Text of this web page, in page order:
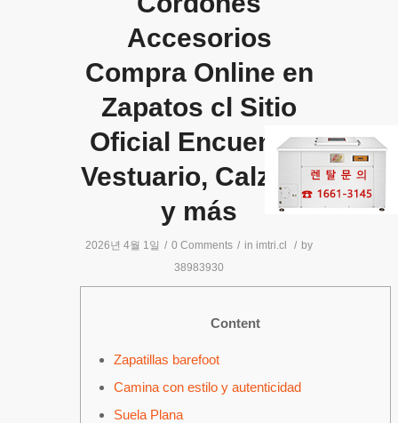
Accesorios
Compra Online en
Zapatos cl Sitio
Oficial Encuentra
Vestuario, Calzado
y más
2026년 4월 1일 / 0 Comments / in imtri.cl / by
38983930
Content
Zapatillas barefoot
Camina con estilo y autenticidad
Suela Plana